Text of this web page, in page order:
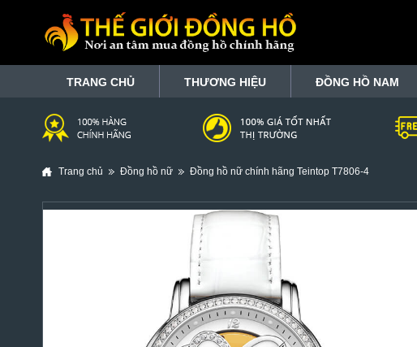
TRANG CHỦ THƯƠNG HIỆU ĐỒNG HỒ NAM
Trang chủ Đồng hồ nữ Đồng hồ nữ chính hãng Teintop T7806-4